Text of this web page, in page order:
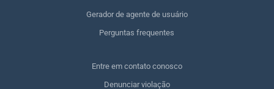
Gerador de agente de usuário
Perguntas frequentes
Entre em contato conosco
Denunciar violação